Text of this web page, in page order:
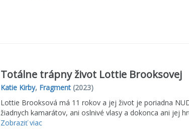
Totálne trápny život Lottie Brooksovej
Katie Kirby, Fragment(2023)
Lottie Brooksová má 11 rokov a jej život je poriadna
žiadnych kamarátov, ani oslnivé vlasy a dokonca ani jej
Zobraziť viac